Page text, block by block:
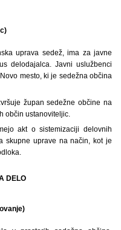
uprava sedež, ima za javne
delodajalca. Javni uslužbenci
mesto, ki je sedežna občina
župan sedežne občine na
občin ustanoviteljic.
akt o sistemizaciji delovnih
skupne uprave na način, kot je
DELO